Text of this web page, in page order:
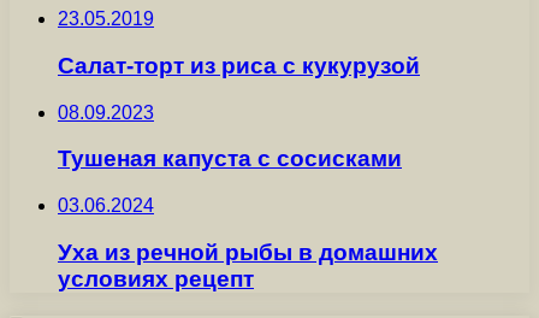
23.05.2019
Салат-торт из риса с кукурузой
08.09.2023
Тушеная капуста с сосисками
03.06.2024
Уха из речной рыбы в домашних
условиях рецепт